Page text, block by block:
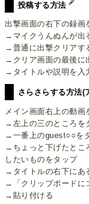
投稿する方法
出撃画面の右下の録画
→マイクうんぬんが出
→普通に出撃クリアす
→クリア画面の最後に
→タイトルや説明を入
さらさらする方法(
メイン画面右上の動画
→左上の三のところを
→一番上のguest○○を
→ちょっと下げたとこ
したいものをタップ
→タイトルの右下にあ
→「クリップボードに
→貼り付ける